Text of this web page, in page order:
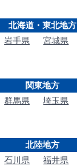
北海道・東北地方
岩手県 宮城県
関東地方
群馬県 埼玉県
北陸地方
石川県 福井県